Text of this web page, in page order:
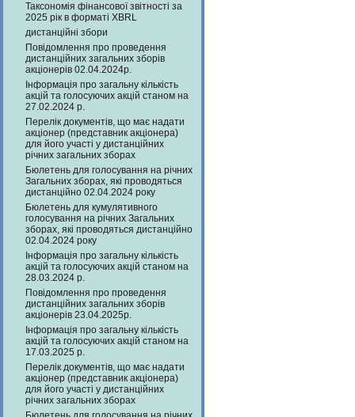
Таксономія фінансової звітності за
2025 рік в форматі XBRL
дистанційні збори
Повідомлення про проведення
дистанційних загальних зборів
акціонерів 02.04.2024р.
Інформація про загальну кількість
акцій та голосуючих акцій станом на
27.02.2024 р.
Перелік документів, що має надати
акціонер (представник акціонера)
для його участі у дистанційних
річних загальних зборах
Бюлетень для голосування на річних
Загальних зборах, які проводяться
дистанційно 02.04.2024 року
Бюлетень для кумулятивного
голосування на річних Загальних
зборах, які проводяться дистанційно
02.04.2024 року
Інформація про загальну кількість
акцій та голосуючих акцій станом на
28.03.2024 р.
Повідомлення про проведення
дистанційних загальних зборів
акціонерів 23.04.2025р.
Інформація про загальну кількість
акцій та голосуючих акцій станом на
17.03.2025 р.
Перелік документів, що має надати
акціонер (представник акціонера)
для його участі у дистанційних
річних загальних зборах